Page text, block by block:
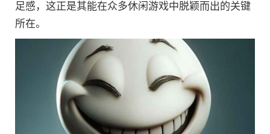
足感，这正是其能在众多休闲游戏中脱颖而出的关键
所在。